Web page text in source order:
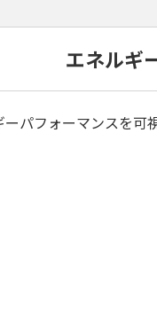
エネルギ
パフォーマンスを